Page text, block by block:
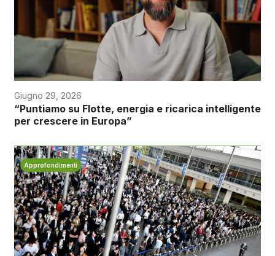
Giugno 29, 2026
“Puntiamo su Flotte, energia e ricarica intelligente
per crescere in Europa”
Approfondimenti